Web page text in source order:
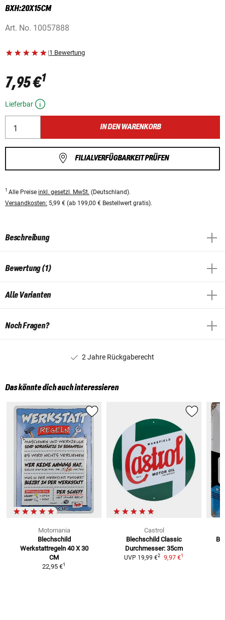
BXH:20X15CM
Art. No. 10057888
|1 Bewertung
7,95 €1
Lieferbar
IN DEN WARENKORB
FILIALVERFÜGBARKEIT PRÜFEN
1 Alle Preise inkl. gesetzl. MwSt. (Deutschland).
Versandkosten: 5,99 € (ab 199,00 € Bestellwert gratis).
Beschreibung
Bewertung (1)
Alle Varianten
Noch Fragen?
2 Jahre Rückgaberecht
Das könnte dich auch interessieren
Motomania
Blechschild
Werkstattregeln 40 X 30
CM
22,95 €1
Castrol
Blechschild Classic
Durchmesser: 35cm
UVP 19,99 €2 9,97 €1